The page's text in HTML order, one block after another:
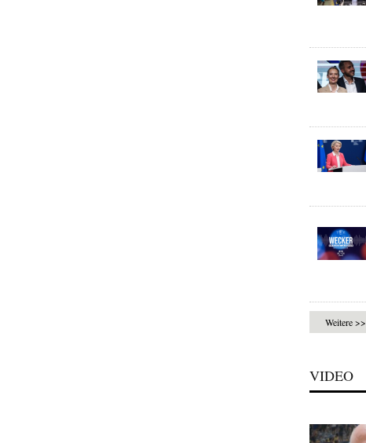
Weitere >>
VIDEO